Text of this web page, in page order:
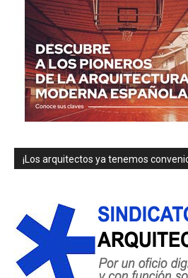
¡Los arquitectos ya tenemos